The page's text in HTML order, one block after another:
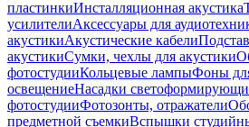
пластинкиИнсталляционная акустика
усилителиАксессуары для
акустикиАкустические кабели
акустикиСумки, чехлы для акустики
фотостудииКольцевые лампыФоны
освещениеНасадки
фотостудииФотозонты, отражатели
предметной съемкиВспышки